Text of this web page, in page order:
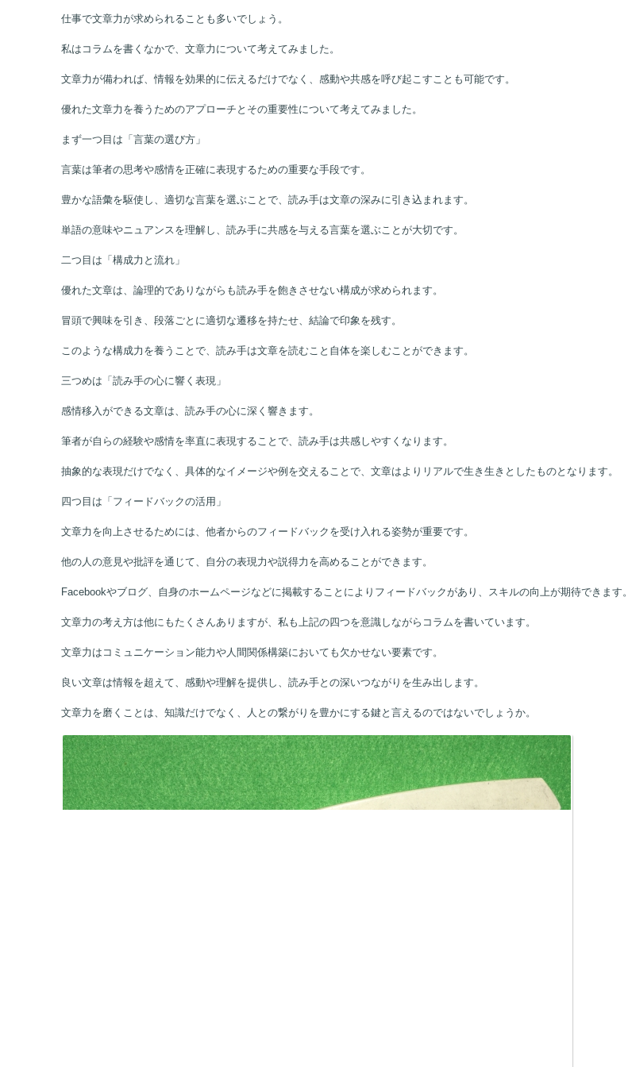
仕事で文章力が求められることも多いでしょう。
私はコラムを書くなかで、文章力について考えてみました。
文章力が備われば、情報を効果的に伝えるだけでなく、感動や共感を呼び起こすことも可能です。
優れた文章力を養うためのアプローチとその重要性について考えてみました。
まず一つ目は「言葉の選び方」
言葉は筆者の思考や感情を正確に表現するための重要な手段です。
豊かな語彙を駆使し、適切な言葉を選ぶことで、読み手は文章の深みに引き込まれます。
単語の意味やニュアンスを理解し、読み手に共感を与える言葉を選ぶことが大切です。
二つ目は「構成力と流れ」
優れた文章は、論理的でありながらも読み手を飽きさせない構成が求められます。
冒頭で興味を引き、段落ごとに適切な遷移を持たせ、結論で印象を残す。
このような構成力を養うことで、読み手は文章を読むこと自体を楽しむことができます。
三つめは「読み手の心に響く表現」
感情移入ができる文章は、読み手の心に深く響きます。
筆者が自らの経験や感情を率直に表現することで、読み手は共感しやすくなります。
抽象的な表現だけでなく、具体的なイメージや例を交えることで、文章はよりリアルで生き生きとしたものとなります。
四つ目は「フィードバックの活用」
文章力を向上させるためには、他者からのフィードバックを受け入れる姿勢が重要です。
他の人の意見や批評を通じて、自分の表現力や説得力を高めることができます。
Facebookやブログ、自身のホームページなどに掲載することによりフィードバックがあり、スキルの向上が期待できます。
文章力の考え方は他にもたくさんありますが、私も上記の四つを意識しながらコラムを書いています。
文章力はコミュニケーション能力や人間関係構築においても欠かせない要素です。
良い文章は情報を超えて、感動や理解を提供し、読み手との深いつながりを生み出します。
文章力を磨くことは、知識だけでなく、人との繋がりを豊かにする鍵と言えるのではないでしょうか。